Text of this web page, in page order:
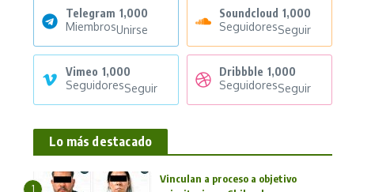
Telegram 1,000
MiembrosUnirse
Soundcloud 1,000
SeguidoresSeguir
Vimeo 1,000
SeguidoresSeguir
Dribbble 1,000
SeguidoresSeguir
Lo más destacado
1
Vinculan a proceso a objetivo